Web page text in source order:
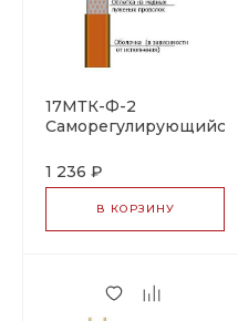
17МТК-Ф-2
Саморегулирующийся
кабель
1 236 ₽
В КОРЗИНУ